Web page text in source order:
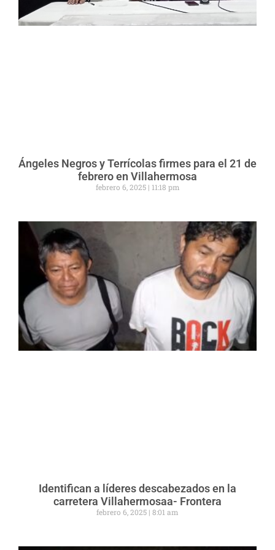
Ángeles Negros y Terrícolas firmes para el 21 de
febrero en Villahermosa
febrero 6, 2025 11:18 pm
Identifican a líderes descabezados en la
carretera Villahermosaa- Frontera
febrero 6, 2025 8:01 am